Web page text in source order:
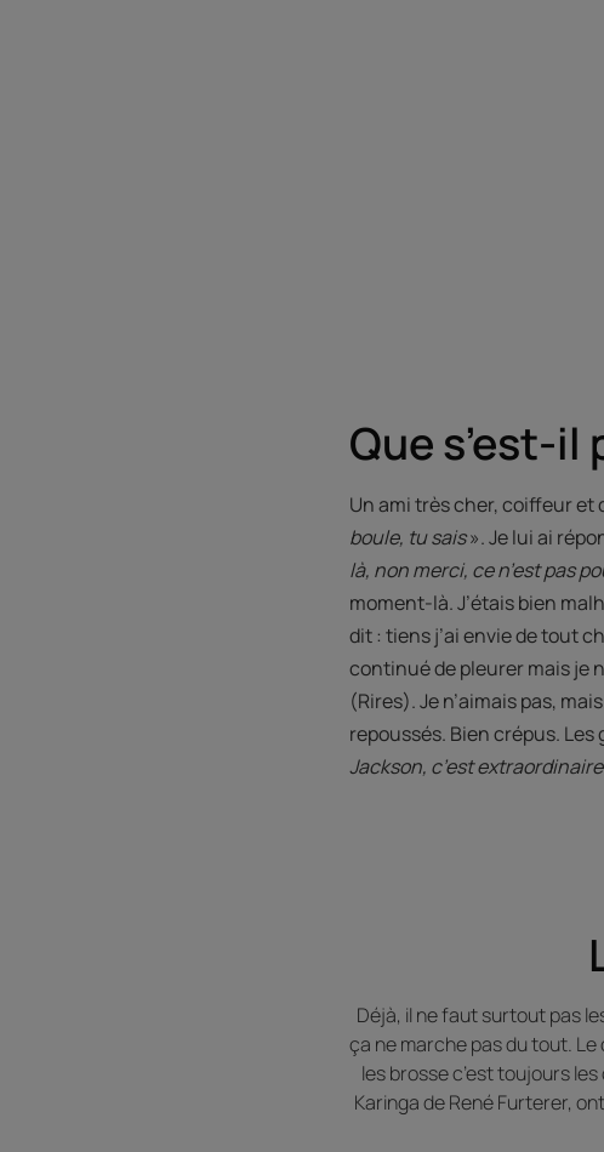
Que s’est-il
Un ami très cher, coiffeur et
boule, tu sais». Je lui ai
là, non merci, ce n’est pas
moment-là. J’étais bien
dit : tiens j’ai envie de tout
continué de pleurer mais je
(Rires). Je n’aimais pas,
repoussés. Bien crépus. Les
Jackson, c’est
Déjà, il ne faut surtout pas
ça ne marche pas du tout.
les brosse c’est toujours
Karinga de René Furterer,